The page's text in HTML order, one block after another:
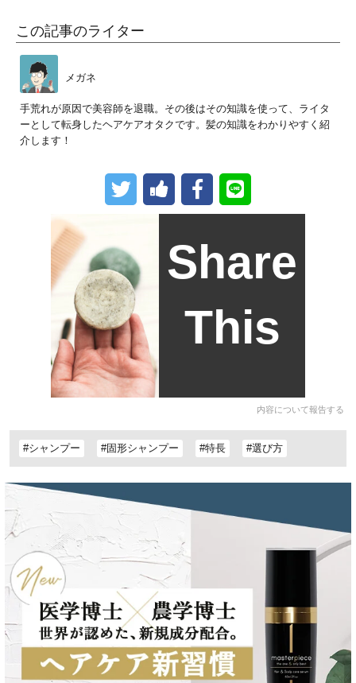
この記事のライター
メガネ
手荒れが原因で美容師を退職。その後はその知識を使って、ライタ
ーとして転身したヘアケアオタクです。髪の知識をわかりやすく紹
介します！
Share
This
内容について報告する
#シャンプー #固形シャンプー #特長 #選び方